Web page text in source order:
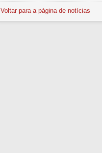
Voltar para a pàgina de notícias